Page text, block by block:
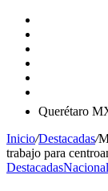
Querétaro
Inicio/Destacadas/
trabajo para
Destacadas